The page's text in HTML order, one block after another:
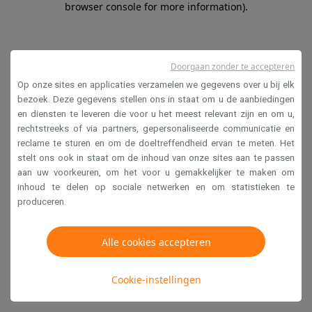
browser console for more information).
Op onze sites en applicaties verzamelen we gegevens over u bij elk
bezoek. Deze gegevens stellen ons in staat om u de aanbiedingen
en diensten te leveren die voor u het meest relevant zijn en om u,
rechtstreeks of via partners, gepersonaliseerde communicatie en
reclame te sturen en om de doeltreffendheid ervan te meten. Het
stelt ons ook in staat om de inhoud van onze sites aan te passen
aan uw voorkeuren, om het voor u gemakkelijker te maken om
inhoud te delen op sociale netwerken en om statistieken te
produceren.
Alle cookies accepteren
Cookie-instellingen
Doorgaan zonder te accepteren